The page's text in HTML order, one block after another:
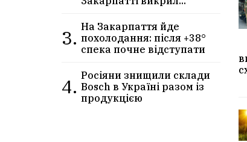
3. На Закарпаття йде
похолодання: після +38°
спека почне відступати
4. Росіяни знищили склади
Bosch в Україні разом із
продукцією